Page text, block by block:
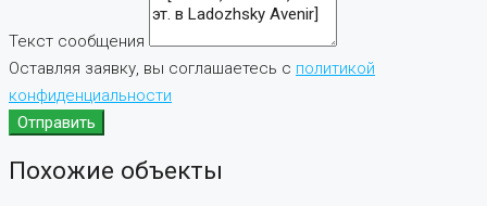
Текст сообщения
Оставляя заявку, вы соглашаетесь с политикой
конфиденциальности
Отправить
Похожие объекты